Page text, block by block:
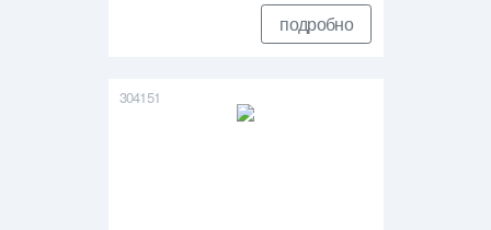
подробно
304151